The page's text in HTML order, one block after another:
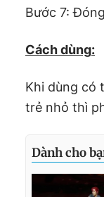
Bước 7:
Cách dùng:
Khi dùng có
trẻ nhỏ thì